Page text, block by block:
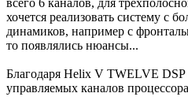
хочется реализовать систему с
динамиков, например с
то появлялись нюансы...
Благодаря Helix V TWELVE
управляемых каналов